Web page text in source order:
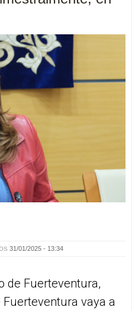
31/01/2025 - 13:34
de Fuerteventura,
vaya a